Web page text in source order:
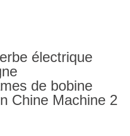
électrique
de bobine
Chine Machine 2